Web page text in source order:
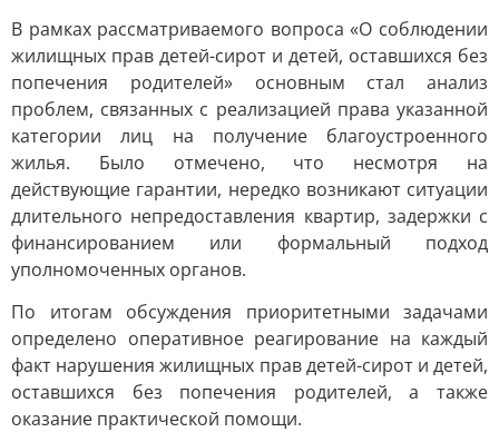
В рамках рассматриваемого вопроса «О соблюдении
жилищных прав детей-сирот и детей, оставшихся без
попечения родителей» основным стал анализ
проблем, связанных с реализацией права указанной
категории лиц на получение благоустроенного
жилья. Было отмечено, что несмотря на
действующие гарантии, нередко возникают ситуации
длительного непредоставления квартир, задержки с
финансированием или формальный подход
уполномоченных органов.
По итогам обсуждения приоритетными задачами
определено оперативное реагирование на каждый
факт нарушения жилищных прав детей-сирот и детей,
оставшихся без попечения родителей, а также
оказание практической помощи.